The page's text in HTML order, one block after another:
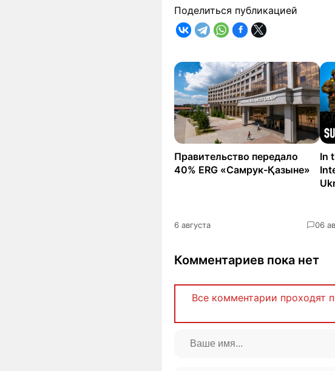
Поделиться публикацией
Правительство передало
40% ERG «Самрук-Қазыне»
6 августа 0
In
6
Комментариев пока нет
Все комментарии проходят